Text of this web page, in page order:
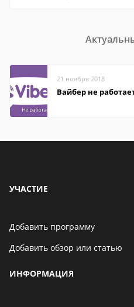
21 ноября 2018
Вайбер не
УЧАСТИЕ
Добавить программу
Добавить обзор или статью
ИНФОРМАЦИЯ